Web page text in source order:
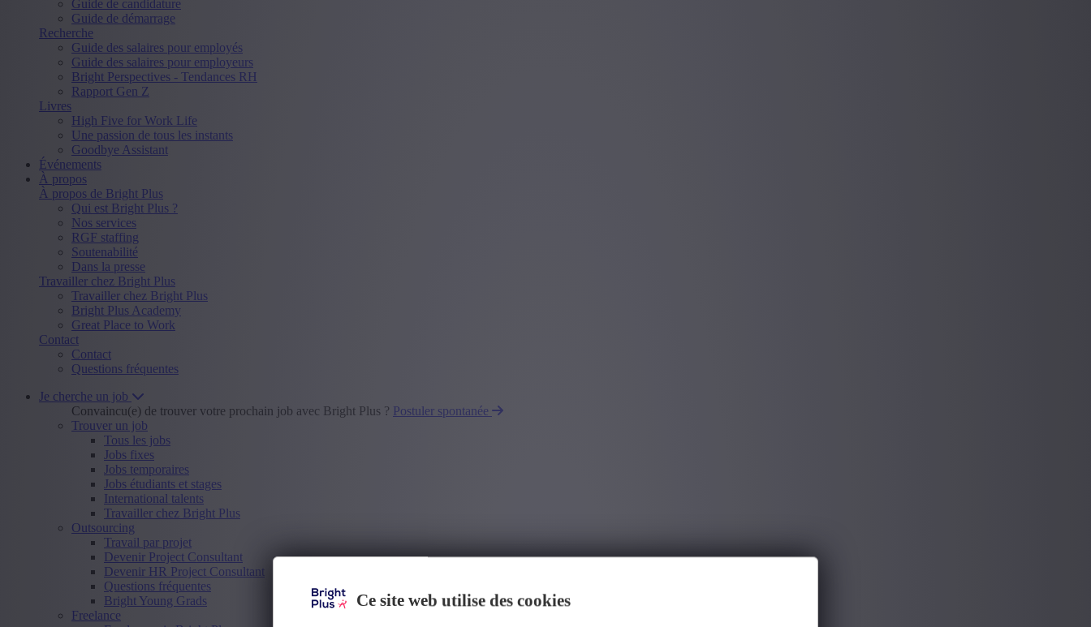
Ce site web utilise des cookies
Guide de candidature
Guide de démarrage
Recherche
Guide des salaires pour employés
Guide des salaires pour employeurs
Bright Perspectives - Tendances RH
Rapport Gen Z
Livres
High Five for Work Life
Une passion de tous les instants
Goodbye Assistant
Événements
À propos
À propos de Bright Plus
Qui est Bright Plus ?
Nos services
RGF staffing
Soutenabilité
Dans la presse
Travailler chez Bright Plus
Travailler chez Bright Plus
Bright Plus Academy
Great Place to Work
Contact
Contact
Questions fréquentes
Je cherche un job
Convaincu(e) de trouver votre prochain job avec Bright Plus ? Postuler spontanée
Trouver un job
Tous les jobs
Jobs fixes
Jobs temporaires
Jobs étudiants et stages
International talents
Travailler chez Bright Plus
Outsourcing
Travail par projet
Devenir Project Consultant
Devenir HR Project Consultant
Questions fréquentes
Bright Young Grads
Freelance